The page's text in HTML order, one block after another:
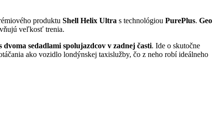
produktu Shell Helix Ultra s technológiou PurePlus. Geo
veľkosť trenia.
dvoma sedadlami spolujazdcov v zadnej časti. Ide o skutočne
ako vozidlo londýnskej taxislužby, čo z neho robí ideálneho